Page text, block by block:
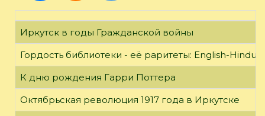
Иркутск в годы Гражданской войны
Гордость библиотеки - её раритеты: English-
К дню рождения Гарри Поттера
Октябрьская революция 1917 года в Иркутске